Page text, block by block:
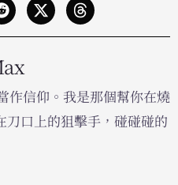
作信仰。我是那個幫你在燒
口上的狙擊手，碰碰碰的